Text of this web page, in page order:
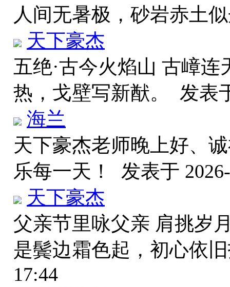
人间无暑极，砂岩赤土
天下豪杰
五绝·古今火焰山 古嶂
热，戈壁写新猷。 发表
海兰
天下豪杰老师晚上好、
乐每一天！ 发表于
天下豪杰
父亲节里咏父亲 肩挑岁
是鬓边霜色起，初心依
17:44